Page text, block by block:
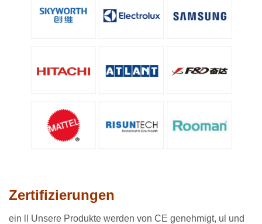
Zertifizierungen
ein ll Unsere Produkte werden von CE genehmigt, ul und